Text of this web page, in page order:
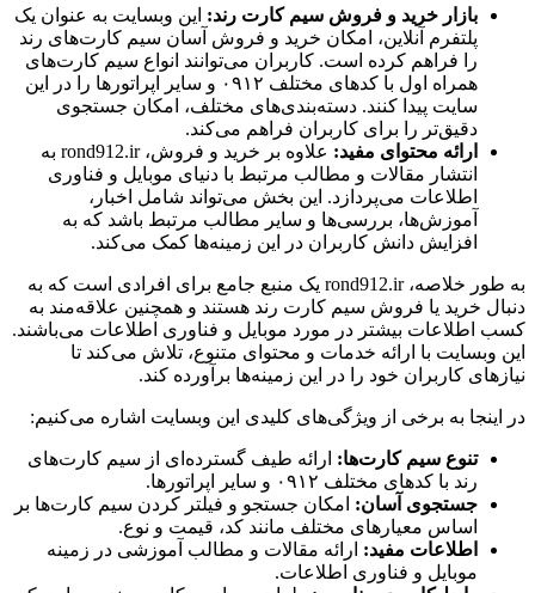
بازار خرید و فروش سیم کارت رند: این وبسایت به عنوان یک
پلتفرم آنلاین، امکان خرید و فروش آسان سیم کارت‌های رند
را فراهم کرده است. کاربران می‌توانند انواع سیم کارت‌های
همراه اول با کدهای مختلف ۰۹۱۲ و سایر اپراتورها را در این
سایت پیدا کنند. دسته‌بندی‌های مختلف، امکان جستجوی
دقیق‌تر را برای کاربران فراهم می‌کند.
ارائه محتوای مفید:
علاوه بر خرید و فروش، rond912.ir به
انتشار مقالات و مطالب مرتبط با دنیای موبایل و فناوری
اطلاعات می‌پردازد. این بخش می‌تواند شامل اخبار،
آموزش‌ها، بررسی‌ها و سایر مطالب مرتبط باشد که به
افزایش دانش کاربران در این زمینه‌ها کمک می‌کند.
به طور خلاصه، rond912.ir یک منبع جامع برای افرادی است که به
دنبال خرید یا فروش سیم کارت رند هستند و همچنین علاقه‌مند به
کسب اطلاعات بیشتر در مورد موبایل و فناوری اطلاعات می‌باشند.
این وبسایت با ارائه خدمات و محتوای متنوع، تلاش می‌کند تا
نیازهای کاربران خود را در این زمینه‌ها برآورده کند.
در اینجا به برخی از ویژگی‌های کلیدی این وبسایت اشاره می‌کنیم:
تنوع سیم کارت‌ها: ارائه طیف گسترده‌ای از سیم کارت‌های
رند با کدهای مختلف ۰۹۱۲ و سایر اپراتورها.
جستجوی آسان: امکان جستجو و فیلتر کردن سیم کارت‌ها بر
اساس معیارهای مختلف مانند کد، قیمت و نوع.
اطلاعات مفید: ارائه مقالات و مطالب آموزشی در زمینه
موبایل و فناوری اطلاعات.